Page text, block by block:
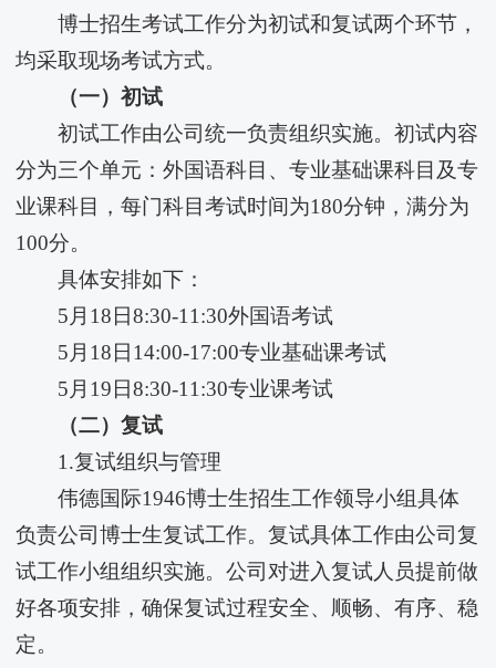
博士招生考试工作分为初试和复试两个环节，
均采取现场考试方式。
（一）初试
初试工作由公司统一负责组织实施。初试内容
分为三个单元：外国语科目、专业基础课科目及专
业课科目，每门科目考试时间为180分钟，满分为
100分。
具体安排如下：
5月18日8:30-11:30外国语考试
5月18日14:00-17:00专业基础课考试
5月19日8:30-11:30专业课考试
（二）复试
1.复试组织与管理
​伟德国际1946博士生招生工作领导小组具体
负责公司博士生复试工作。复试具体工作由公司复
试工作小组组织实施。公司对进入复试人员提前做
好各项安排，确保复试过程安全、顺畅、有序、稳
定。